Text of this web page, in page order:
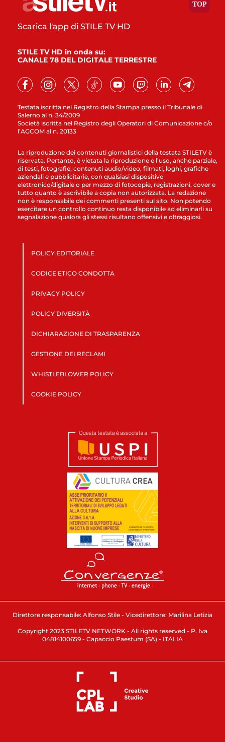
Testata iscritta nel Registro della Stampa presso il Tribunale di
Salerno al n. 34/2009
Società iscritta nel Registro degli Operatori di Comunicazione c/o
l’AGCOM al n. 20133
Scarica l'app di STILE TV HD
STILE TV HD in onda su:
CANALE 78 DEL DIGITALE TERRESTRE
La riproduzione dei contenuti giornalistici della testata STILETV è
riservata. Pertanto, è vietata la riproduzione e l’uso, anche parziale,
di testi, fotografie, contenuti audio/video, filmati, loghi, grafiche
aziendali e pubblicitarie, con qualsiasi dispositivo
elettronico/digitale o per mezzo di fotocopie, registrazioni, cover e
tutto quanto è ascrivibile a copia non autorizzata. La redazione
non è responsabile dei commenti presenti sul sito. Non potendo
esercitare un controllo continuo resta disponibile ad eliminarli su
segnalazione qualora gli stessi risultano offensivi e oltraggiosi.
POLICY EDITORIALE
CODICE ETICO CONDOTTA
PRIVACY POLICY
POLICY DIVERSITÀ
DICHIARAZIONE DI TRASPARENZA
GESTIONE DEI RECLAMI
WHISTLEBLOWER POLICY
COOKIE POLICY
Direttore responsabile: Alfonso Stile - Vicedirettore: Marilina Letizia
Copyright 2023 STILETV NETWORK - All rights reserved - P. Iva
04814100659 - Capaccio Paestum (SA) - ITALIA